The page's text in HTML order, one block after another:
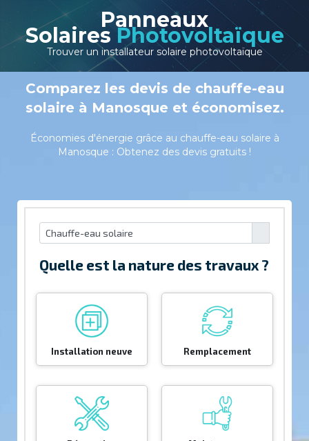
Panneaux
Solaires Photovoltaïque
Trouver un installateur solaire photovoltaïque
Comparez les devis de chauffe-eau
solaire à Manosque et économisez.
Économies d'énergie grâce au chauffe-eau solaire à
Manosque : Obtenez des devis gratuits !